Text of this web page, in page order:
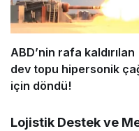
ABD’nin rafa kaldırılan
dev topu hipersonik
için döndü!
Lojistik Destek ve